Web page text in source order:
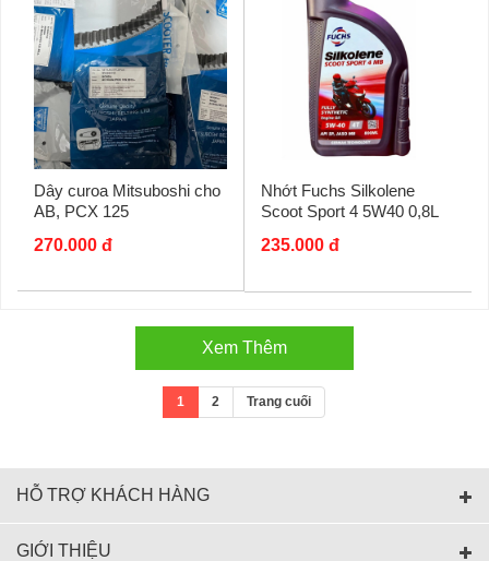
Dây curoa Mitsuboshi cho
AB, PCX 125
270.000 đ
Nhớt Fuchs Silkolene
Scoot Sport 4 5W40 0,8L
235.000 đ
Xem Thêm
1 2 Trang cuối
HỖ TRỢ KHÁCH HÀNG
GIỚI THIỆU